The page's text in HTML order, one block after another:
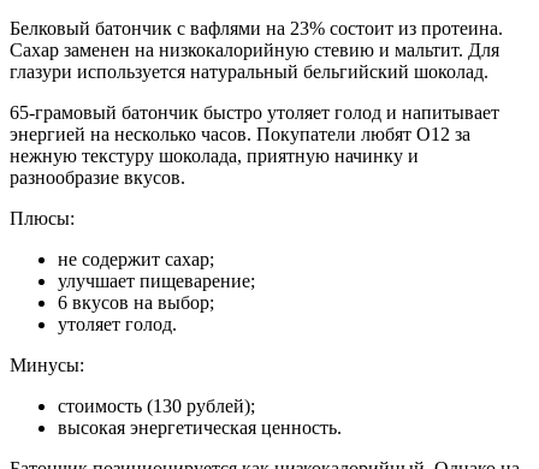
Белковый батончик с вафлями на 23% состоит из протеина.
Сахар заменен на низкокалорийную стевию и мальтит. Для
глазури используется натуральный бельгийский шоколад.
65-грамовый батончик быстро утоляет голод и напитывает
энергией на несколько часов. Покупатели любят О12 за
нежную текстуру шоколада, приятную начинку и
разнообразие вкусов.
Плюсы:
не содержит сахар;
улучшает пищеварение;
6 вкусов на выбор;
утоляет голод.
Минусы:
стоимость (130 рублей);
высокая энергетическая ценность.